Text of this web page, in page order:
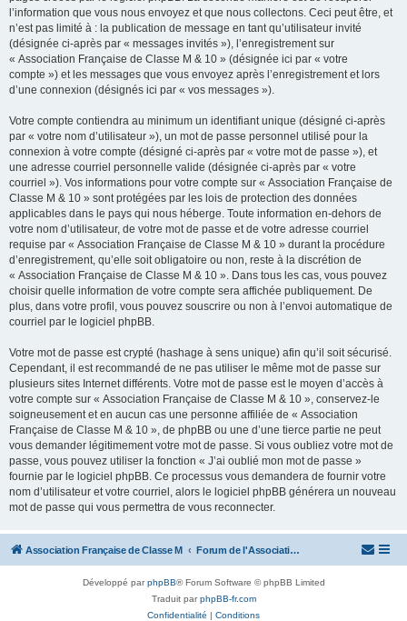
l’information que vous nous envoyez et que nous collectons. Ceci peut être, et
n’est pas limité à : la publication de message en tant qu’utilisateur invité
(désignée ci-après par « messages invités »), l’enregistrement sur
« Association Française de Classe M & 10 » (désignée ici par « votre
compte ») et les messages que vous envoyez après l’enregistrement et lors
d’une connexion (désignés ici par « vos messages »).
Votre compte contiendra au minimum un identifiant unique (désigné ci-après
par « votre nom d’utilisateur »), un mot de passe personnel utilisé pour la
connexion à votre compte (désigné ci-après par « votre mot de passe »), et
une adresse courriel personnelle valide (désignée ci-après par « votre
courriel »). Vos informations pour votre compte sur « Association Française de
Classe M & 10 » sont protégées par les lois de protection des données
applicables dans le pays qui nous héberge. Toute information en-dehors de
votre nom d’utilisateur, de votre mot de passe et de votre adresse courriel
requise par « Association Française de Classe M & 10 » durant la procédure
d’enregistrement, qu’elle soit obligatoire ou non, reste à la discrétion de
« Association Française de Classe M & 10 ». Dans tous les cas, vous pouvez
choisir quelle information de votre compte sera affichée publiquement. De
plus, dans votre profil, vous pouvez souscrire ou non à l’envoi automatique de
courriel par le logiciel phpBB.
Votre mot de passe est crypté (hashage à sens unique) afin qu’il soit sécurisé.
Cependant, il est recommandé de ne pas utiliser le même mot de passe sur
plusieurs sites Internet différents. Votre mot de passe est le moyen d’accès à
votre compte sur « Association Française de Classe M & 10 », conservez-le
soigneusement et en aucun cas une personne affiliée de « Association
Française de Classe M & 10 », de phpBB ou une d’une tierce partie ne peut
vous demander légitimement votre mot de passe. Si vous oubliez votre mot de
passe, vous pouvez utiliser la fonction « J’ai oublié mon mot de passe »
fournie par le logiciel phpBB. Ce processus vous demandera de fournir votre
nom d’utilisateur et votre courriel, alors le logiciel phpBB générera un nouveau
mot de passe qui vous permettra de vous reconnecter.
Association Française de Classe M Forum de l'Association Française de Classe M
Développé parphpBB® Forum Software © phpBB Limited
Traduit parphpBB-fr.com
Confidentialité | Conditions